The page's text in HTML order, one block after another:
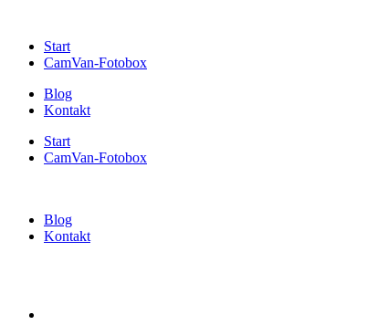
Start
CamVan-Fotobox
Blog
Kontakt
Start
CamVan-Fotobox
Blog
Kontakt